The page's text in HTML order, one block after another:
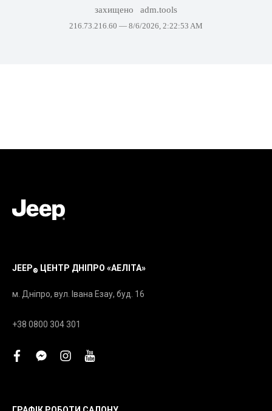
JEEP® ЦЕНТР ДНІПРО «АЕЛІТА»
м. Дніпро, вул. Івана Езау, буд. 16
+38 0800 304 301
facebookfacebook-
instagram
youtube